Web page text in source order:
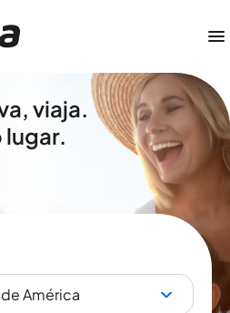
viaja.
lugar.
América